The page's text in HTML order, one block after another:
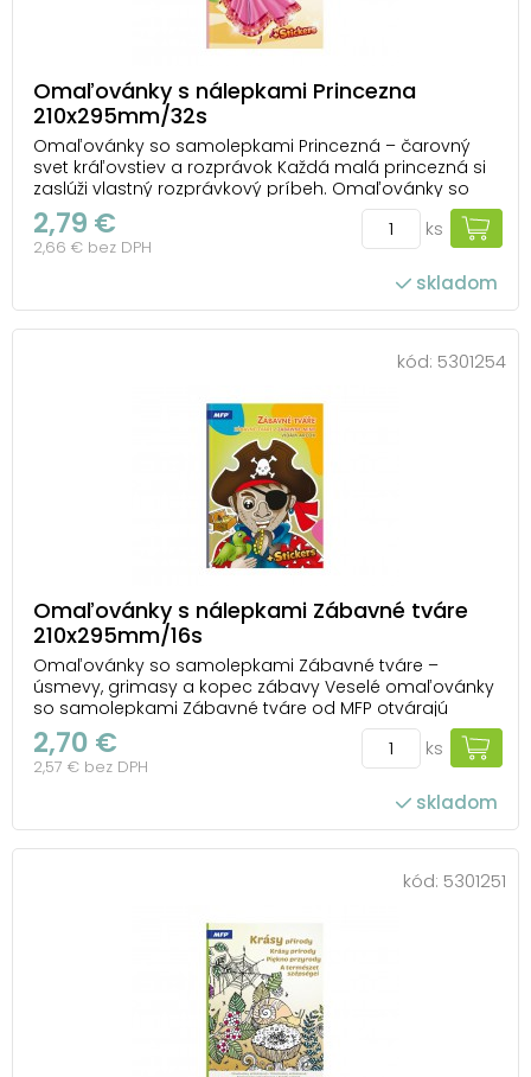
Omaľovánky s nálepkami Princezna
210x295mm/32s
Omaľovánky so samolepkami Princezná – čarovný
svet kráľovstiev a rozprávok Každá malá princezná si
zaslúži vlastný rozprávkový príbeh. Omaľovánky so
samolepkami Princezná od MFP otvárajú bránu do
sveta plného zámkov, kočiarov, kúzelných šiat a
krásnych princezien, ktoré si deti môžu vyfarbiť p...
2,79 €
2,66 € bez DPH
ks
skladom
kód: 5301254
Omaľovánky s nálepkami Zábavné tváre
210x295mm/16s
Omaľovánky so samolepkami Zábavné tváre –
úsmevy, grimasy a kopec zábavy Veselé omaľovánky
so samolepkami Zábavné tváre od MFP otvárajú
veselý svet pirátov, klaunov, zvierat a ďalších
postavičiek, ktoré dokážu vykúzliť najrôznejšie výrazy.
Deti si ich môžu vyfarbiť podľa vlastnej fantázie a vď...
2,70 €
2,57 € bez DPH
ks
skladom
kód: 5301251